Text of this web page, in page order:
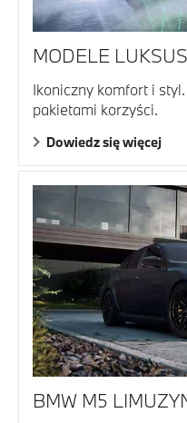
MODELE
Ikoniczny komfort i
pakietami korzyści.
Dowiedz się więcej
BMW M5